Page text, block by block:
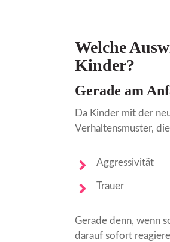
Welche
Kinder?
Gerade am
Da Kinder mit der
Verhaltensmuster,
Aggressivität
Trauer
Gerade denn, wenn
darauf sofort